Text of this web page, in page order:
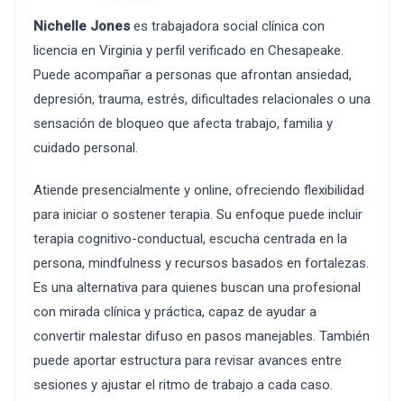
Nichelle Jones es trabajadora social clínica con
licencia en Virginia y perfil verificado en Chesapeake.
Puede acompañar a personas que afrontan ansiedad,
depresión, trauma, estrés, dificultades relacionales o una
sensación de bloqueo que afecta trabajo, familia y
cuidado personal.
Atiende presencialmente y online, ofreciendo flexibilidad
para iniciar o sostener terapia. Su enfoque puede incluir
terapia cognitivo-conductual, escucha centrada en la
persona, mindfulness y recursos basados en fortalezas.
Es una alternativa para quienes buscan una profesional
con mirada clínica y práctica, capaz de ayudar a
convertir malestar difuso en pasos manejables. También
puede aportar estructura para revisar avances entre
sesiones y ajustar el ritmo de trabajo a cada caso.